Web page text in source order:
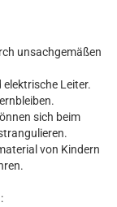
unsachgemäßen
Leiter.
sich beim
von Kindern